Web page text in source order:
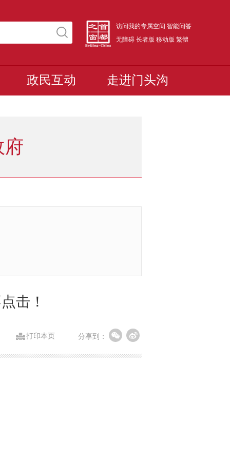
访问我的专属空间 智能问答
无障碍 长者版 移动版 繁體
政民互动 走进门头沟
府
击！
分享到：
打印本页